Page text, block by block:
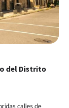
del Distrito
calles de